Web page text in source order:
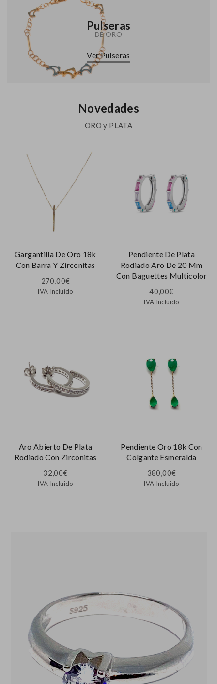
Pulseras
DE ORO
Ver Pulseras
Novedades
ORO y PLATA
Gargantilla De Oro 18k
Con Barra Y Zirconitas
270,00€
IVA Incluido
Aro Abierto De Plata
Rodiado Con Zirconitas
32,00€
IVA Incluido
Pendiente De Plata
Rodiado Aro De 20 Mm
Con Baguettes Multicolor
40,00€
IVA Incluido
Pendiente Oro 18k Con
Colgante Esmeralda
380,00€
IVA Incluido